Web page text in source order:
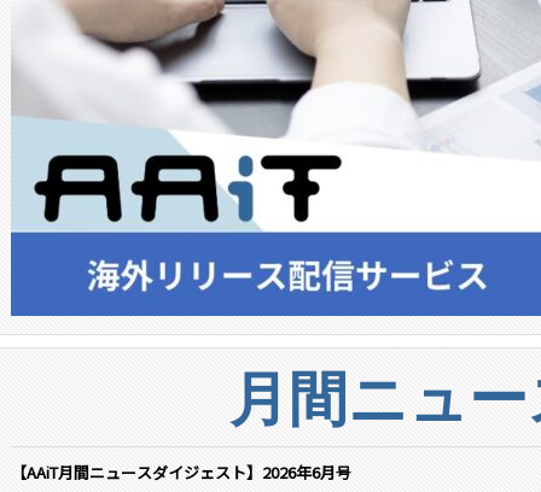
月間ニュ
【AAiT月間ニュースダイジェスト】2026年6月号